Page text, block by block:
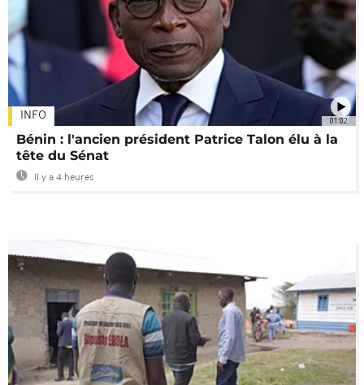
01:02
INFO
Bénin : l'ancien président Patrice Talon élu à la
tête du Sénat
Il y a 4 heures